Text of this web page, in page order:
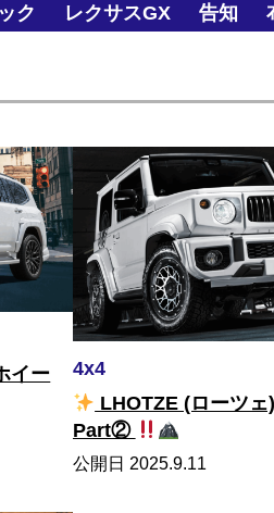
ク レクサスGX 告知
イー
4x4
LHOTZE (ローツェ
Part②
公開日 2025.9.11